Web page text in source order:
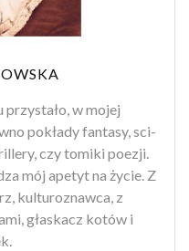
przystało, w mojej
pokłady fantasy, sci-
czy tomiki poezji.
mój apetyt na życie. Z
kulturoznawca, z
głaskacz kotów i